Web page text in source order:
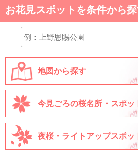
お花見スポットを条件から
地図から探す
今見ごろの桜名所・スポッ
夜桜・ライトアップスポッ